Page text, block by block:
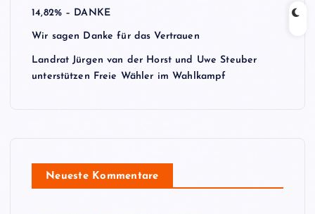
14,82% – DANKE
Wir sagen Danke für das Vertrauen
Landrat Jürgen van der Horst und Uwe Steuber
unterstützen Freie Wähler im Wahlkampf
Neueste Kommentare